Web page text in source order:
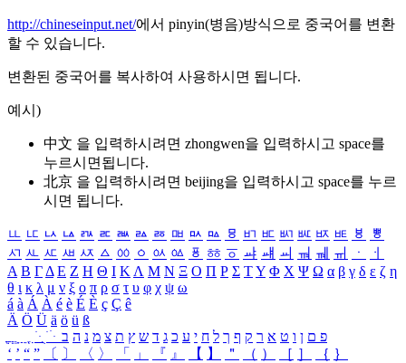
http://chineseinput.net/에서 pinyin(병음)방식으로 중국어를 변환
할 수 있습니다.
변환된 중국어를 복사하여 사용하시면 됩니다.
예시)
中文 을 입력하시려면 zhongwen을 입력하시고 space를
누르시면됩니다.
北京 을 입력하시려면 beijing을 입력하시고 space를 누르
시면 됩니다.
ㅥ ㅦ ㅧ ㅨ ㅩ ㅪ ㅫ ㅬ ㅭ ㅮ ㅯ ㅰ ㅱ ㅲ ㅳ ㅴ ㅵ ㅶ ㅷ ㅸ
ㅹ
ㅺ ㅻ ㅼ ㅽ ㅾ ㅿ ㆀ ㆁ ㆂ ㆃ ㆄ ㆅ ㆆ ㆇ ㆈ ㆉ ㆊ ㆋ ㆌ ㆍ
ㆎ
Α Β ΓΔ Ε Ζ Η Θ Ι ΚΛ Μ Ν Ξ Ο Π Ρ Σ ΤΥ Φ Χ Ψ Ω α β γ δ ε ζ η
θ ι κ λ μ ν ξ ο π ρ σ τ υ φ χ ψ ω
á à Á À é è É È ç Ç ê
Ä Ö Ü ä ö ü ß
ִֶֹ ֻּ ׁׂ פ ם ן ו ט א ר ק ף ך ל ח י ע כ ג ד ש ץ ת צ מ נ ה ב
‘ ’ “ ” 〔 〕 〈 〉 「 」 『 』 【 】 ＂ （ ） ［ ］ ｛ ｝